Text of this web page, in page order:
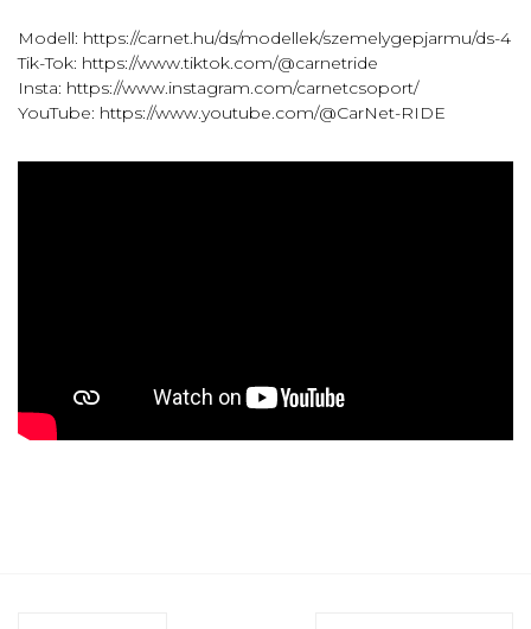
Modell: https://carnet.hu/ds/modellek/szemelygepjarmu/ds-4
Tik-Tok: https://www.tiktok.com/@carnetride
Insta: https://www.instagram.com/carnetcsoport/
YouTube: https://www.youtube.com/@CarNet-RIDE